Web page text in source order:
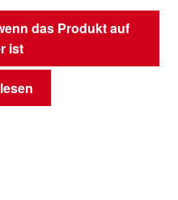
das Produkt auf
ist